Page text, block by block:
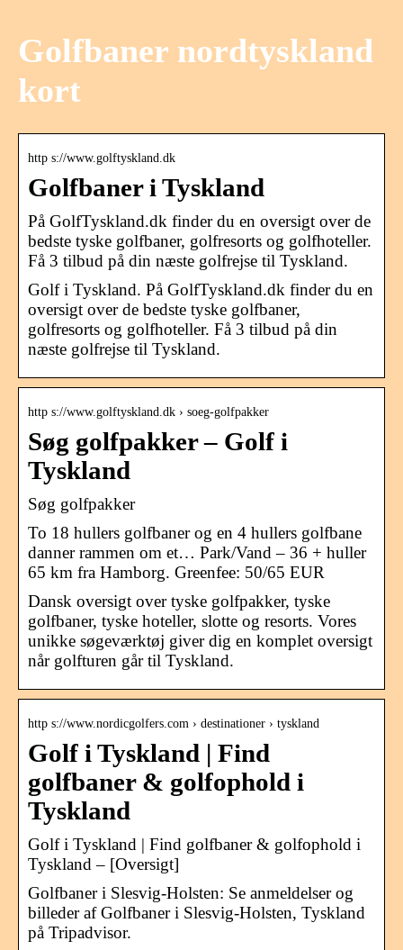
Golfbaner nordtyskland
kort
http s://www.golftyskland.dk
Golfbaner i Tyskland
På GolfTyskland.dk finder du en oversigt over de
bedste tyske golfbaner, golfresorts og golfhoteller.
Få 3 tilbud på din næste golfrejse til Tyskland.
Golf i Tyskland. På GolfTyskland.dk finder du en
oversigt over de bedste tyske golfbaner,
golfresorts og golfhoteller. Få 3 tilbud på din
næste golfrejse til Tyskland.
http s://www.golftyskland.dk › soeg-golfpakker
Søg golfpakker – Golf i
Tyskland
Søg golfpakker
To 18 hullers golfbaner og en 4 hullers golfbane
danner rammen om et… Park/Vand – 36 + huller
65 km fra Hamborg. Greenfee: 50/65 EUR
Dansk oversigt over tyske golfpakker, tyske
golfbaner, tyske hoteller, slotte og resorts. Vores
unikke søgeværktøj giver dig en komplet oversigt
når golfturen går til Tyskland.
http s://www.nordicgolfers.com › destinationer › tyskland
Golf i Tyskland | Find
golfbaner & golfophold i
Tyskland
Golf i Tyskland | Find golfbaner & golfophold i
Tyskland – [Oversigt]
Golfbaner i Slesvig-Holsten: Se anmeldelser og
billeder af Golfbaner i Slesvig-Holsten, Tyskland
på Tripadvisor.